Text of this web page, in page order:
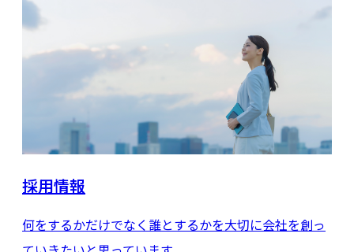
採用情報
何をするかだけでなく誰とするかを大切に会社を創っ